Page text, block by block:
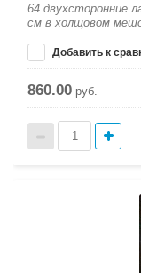
64 двухсторонние
см в холщовом
Добавить к
860.00 руб.